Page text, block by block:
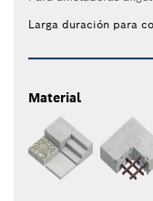
Larga duración para
Material